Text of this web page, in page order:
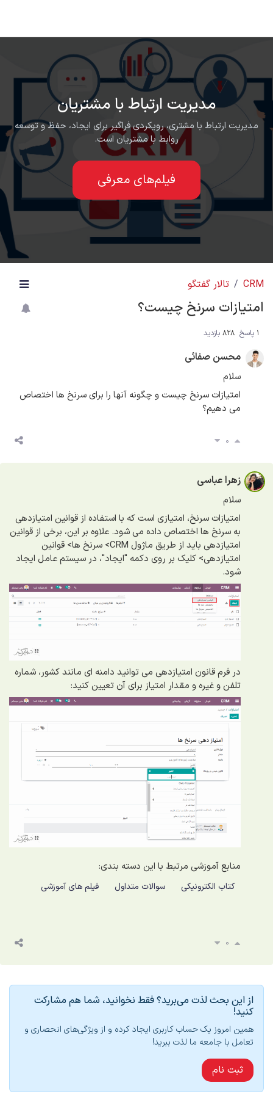
مدیریت ارتباط با مشتریان
مدیریت ارتباط با مشتری، رویکردی فراگیر برای ایجاد، حفظ و توسعه
روابط با مشتریان است.
فیلم‌های معرفی
CRM تالار گفتگو
امتیازات سرنخ چیست؟
1 پاسخ 828 بازدید
محسن صفائی
سلام
امتیازات سرنخ چیست و چگونه آنها را برای سرنخ ها اختصاص
می دهیم؟
0
زهرا عباسی
سلام
امتیازات سرنخ، امتیازی است که با استفاده از قوانین امتیازدهی
به سرنخ ها اختصاص داده می شود. علاوه بر این، برخی از قوانین
امتیازدهی باید از طریق
ماژول CRM> سرنخ ها> قوانین
امتیازدهی> کلیک بر روی دکمه "ایجاد"، در سیستم عامل ایجاد
شود.
در فرم قانون امتیازدهی می توانید دامنه ای مانند کشور، شماره
تلفن و غیره و مقدار امتیاز برای آن تعیین کنید:
منابع آموزشی مرتبط با این دسته بندی:
کتاب الکترونیکی سوالات متداول فیلم های آموزشی
0
از این بحث لذت می‌برید؟ فقط نخوانید، شما هم مشارکت
کنید!
همین امروز یک حساب کاربری ایجاد کرده و از ویژگی‌های انحصاری و
تعامل با جامعه ما لذت ببرید!
ثبت نام